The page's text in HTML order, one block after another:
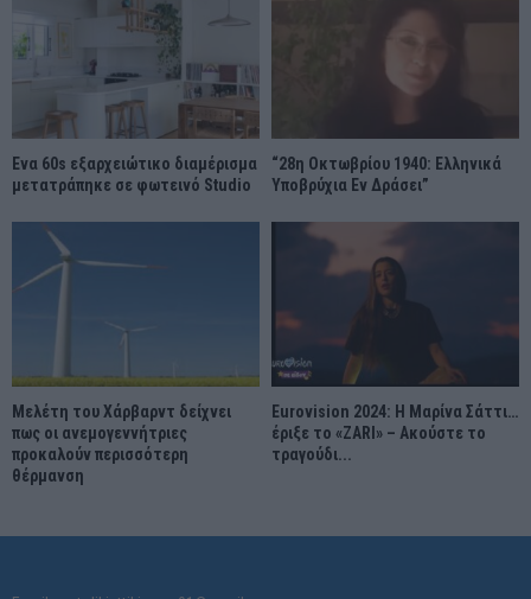
Ένα 60s εξαρχειώτικο διαμέρισμα
μετατράπηκε σε φωτεινό Studio
“28η Οκτωβρίου 1940: Ελληνικά
Υποβρύχια Εν Δράσει”
Μελέτη του Χάρβαρντ δείχνει
πως οι ανεμογεννήτριες
προκαλούν περισσότερη
θέρμανση
Eurovision 2024: Η Μαρίνα Σάττι…
έριξε το «ZARI» – Ακούστε το
τραγούδι...